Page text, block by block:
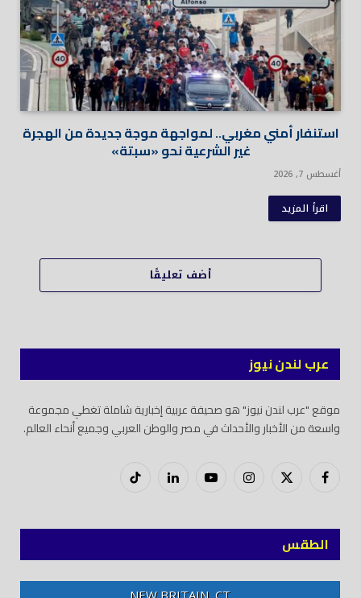
استنفار أمني مغربي.. لمواجهة موجة جديدة من الهجرة
غير الشرعية نحو «سبتة»
أغسطس 7, 2026
اقرأ المزيد
أضف تعليقًا
عرب لندن نيوز
موقع "عرب لندن نيوز" هو صحيفة عربية إخبارية شاملة تغطي مجموعة
واسعة من الأخبار والأحداث في مصر والوطن العربي وجميع أنحاء العالم.
فيسبوكX
إنستغراميوتيوب لينكدود
تيك
الطقس
NEW BRITAIN, CT